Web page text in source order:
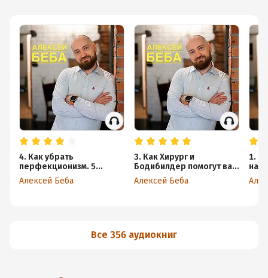
4. Как убрать
перфекционизм. 5
этапов запуска нового.
Алексей Беба
3. Как Хирург и
Бодибилдер помогут вам
стать Мастером своего
дела: уроки
Алексей Беба
1.
Все 356 аудиокниг